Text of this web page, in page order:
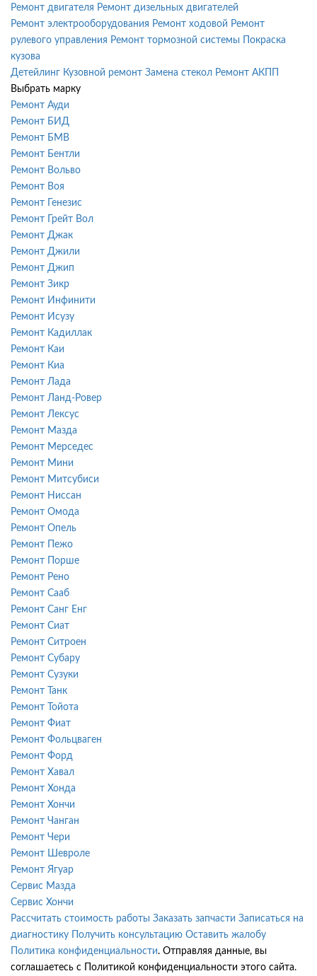
Ремонт двигателя Ремонт дизельных двигателей
Ремонт электрооборудования Ремонт ходовой Ремонт
рулевого управления Ремонт тормозной системы
Покраска
кузова
Детейлинг Кузовной ремонт Замена стекол Ремонт АКПП
Выбрать марку
Ремонт Ауди
Ремонт БИД
Ремонт БМВ
Ремонт Бентли
Ремонт Вольво
Ремонт Воя
Ремонт Генезис
Ремонт Грейт Вол
Ремонт Джак
Ремонт Джили
Ремонт Джип
Ремонт Зикр
Ремонт Инфинити
Ремонт Исузу
Ремонт Кадиллак
Ремонт Каи
Ремонт Киа
Ремонт Лада
Ремонт Ланд-Ровер
Ремонт Лексус
Ремонт Мазда
Ремонт Мерседес
Ремонт Мини
Ремонт Митсубиси
Ремонт Ниссан
Ремонт Омода
Ремонт Опель
Ремонт Пежо
Ремонт Порше
Ремонт Рено
Ремонт Сааб
Ремонт Санг Енг
Ремонт Сиат
Ремонт Ситроен
Ремонт Субару
Ремонт Сузуки
Ремонт Танк
Ремонт Тойота
Ремонт Фиат
Ремонт Фольцваген
Ремонт Форд
Ремонт Хавал
Ремонт Хонда
Ремонт Хончи
Ремонт Чанган
Ремонт Чери
Ремонт Шевроле
Ремонт Ягуар
Сервис Мазда
Сервис Хончи
Рассчитать стоимость работы Заказать запчасти Записаться на
диагностику
Получить консультацию Оставить жалобу
Политика конфиденциальности. Отправляя данные, вы
соглашаетесь с Политикой конфиденциальности этого сайта.